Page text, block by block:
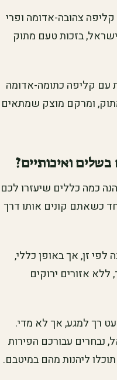
צהובה-אדומה ופרי
בזכות טעם מתוק
עם קליפה כתומה-אדומה
ומרקם מוצק שמתאים
כמה כללים שיעזרו לכם
כשאתם קונים אותו דרך
זן, אך באופן כללי,
אזורים ירוקים
רך למגע, אך לא מדי.
נבחרים עבורכם הפירות
ליהנות מהם במיטבם.